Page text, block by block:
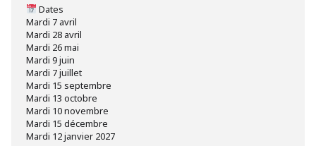
Dates
Mardi 7 avril
Mardi 28 avril
Mardi 26 mai
Mardi 9 juin
Mardi 7 juillet
Mardi 15 septembre
Mardi 13 octobre
Mardi 10 novembre
Mardi 15 décembre
Mardi 12 janvier 2027